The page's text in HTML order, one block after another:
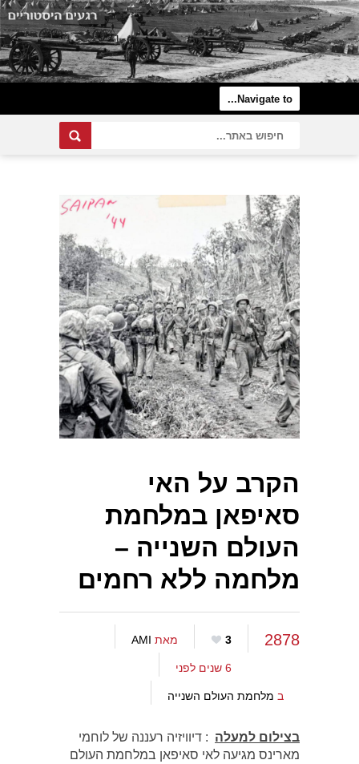
הקרב על האי
סאיפאן במלחמת
העולם השנייה –
מלחמה ללא רחמים
2878
3 מאת AMI
6 שנים לפני
ב מלחמת העולם השנייה
בצילום למעלה : דיוויזיה רעננה של לוחמי
מארינס מגיעה לאי סאיפאן במלחמת העולם